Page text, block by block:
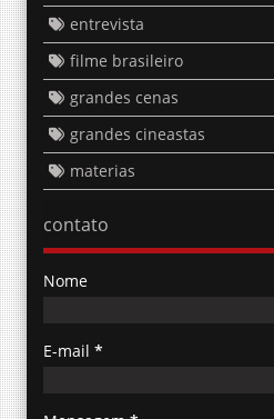
entrevista
filme brasileiro
grandes cenas
grandes cineastas
materias
contato
Nome
E-mail *